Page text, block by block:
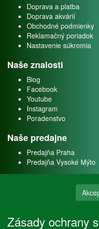
Doprava a platba
Doprava akvárií
Obchodné podmienky
Reklamačný poriadok
Nastavenie súkromia
Naše znalosti
Blog
Facebook
Youtube
Instagram
Poradenstvo
Naše predajne
Predajňa Praha
Predajňa Vysoké Mýto
Naše služby
Zásady ochrany